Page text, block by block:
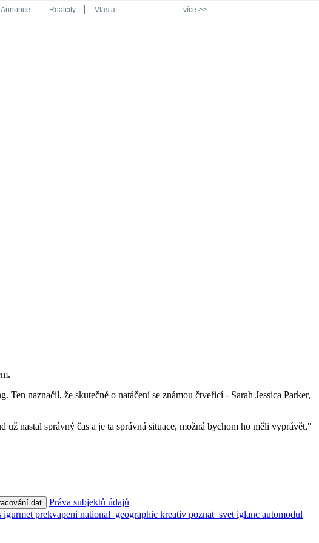
Annonce Realcity Vlasta více >>
naznačil, že skutečně o natáčení se známou čtveřicí - Sarah Jessica Parker,
nastal správný čas a je ta správná situace, možná bychom ho měli vyprávět,"
dat
Práva subjektů údajů
igurmet prekvapeni national_geographic kreativ poznat_svet iglanc automodul